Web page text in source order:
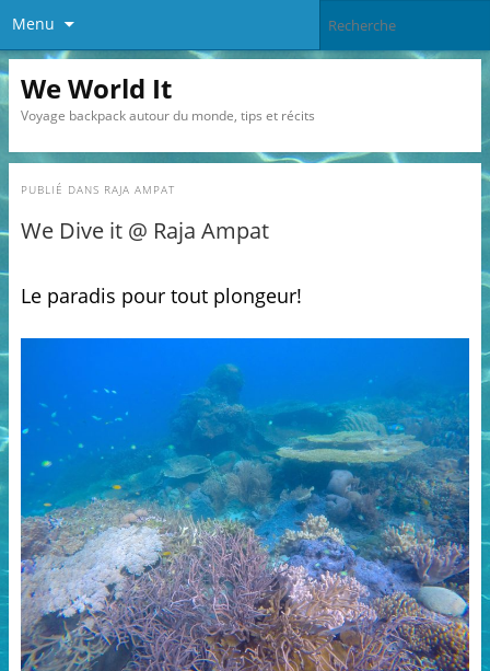
Menu
We World It
Voyage backpack autour du monde, tips et récits
PUBLIÉ DANS RAJA AMPAT
We Dive it @ Raja Ampat
Le paradis pour tout plongeur!